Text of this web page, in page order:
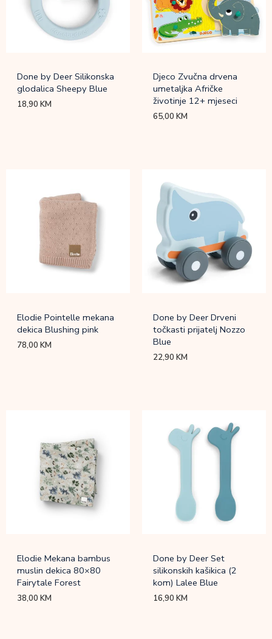
Done by Deer Silikonska
glodalica Sheepy Blue
18,90KM
Djeco Zvučna drvena
umetaljka Afričke
životinje 12+ mjeseci
65,00KM
Elodie Pointelle mekana
dekica Blushing pink
78,00KM
Done by Deer Drveni
točkasti prijatelj Nozzo
Blue
22,90KM
Elodie Mekana bambus
muslin dekica 80×80
Fairytale Forest
38,00KM
Done by Deer Set
silikonskih kašikica (2
kom) Lalee Blue
16,90KM